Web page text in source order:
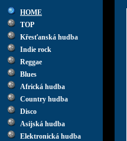
HOME
TOP
Křesťanská hudba
Indie rock
Reggae
Blues
Africká hudba
Country hudba
Disco
Asijská hudba
Elektronická hudba